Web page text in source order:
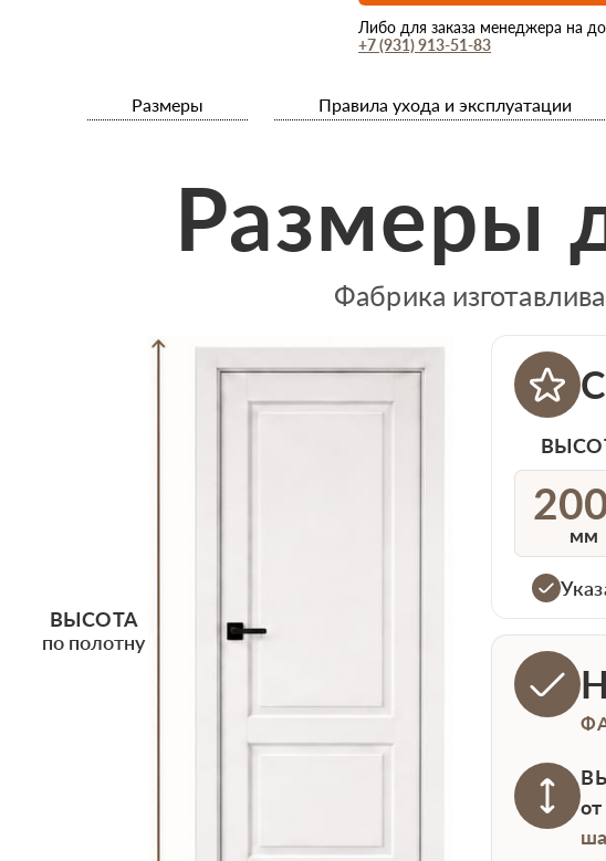
Либо для заказа менеджера на
+7 (931) 913-51-83
Размеры Правила ухода и эксплуатации
Размеры
Фабрика
ВЫСОТА
по полотну
мм
от